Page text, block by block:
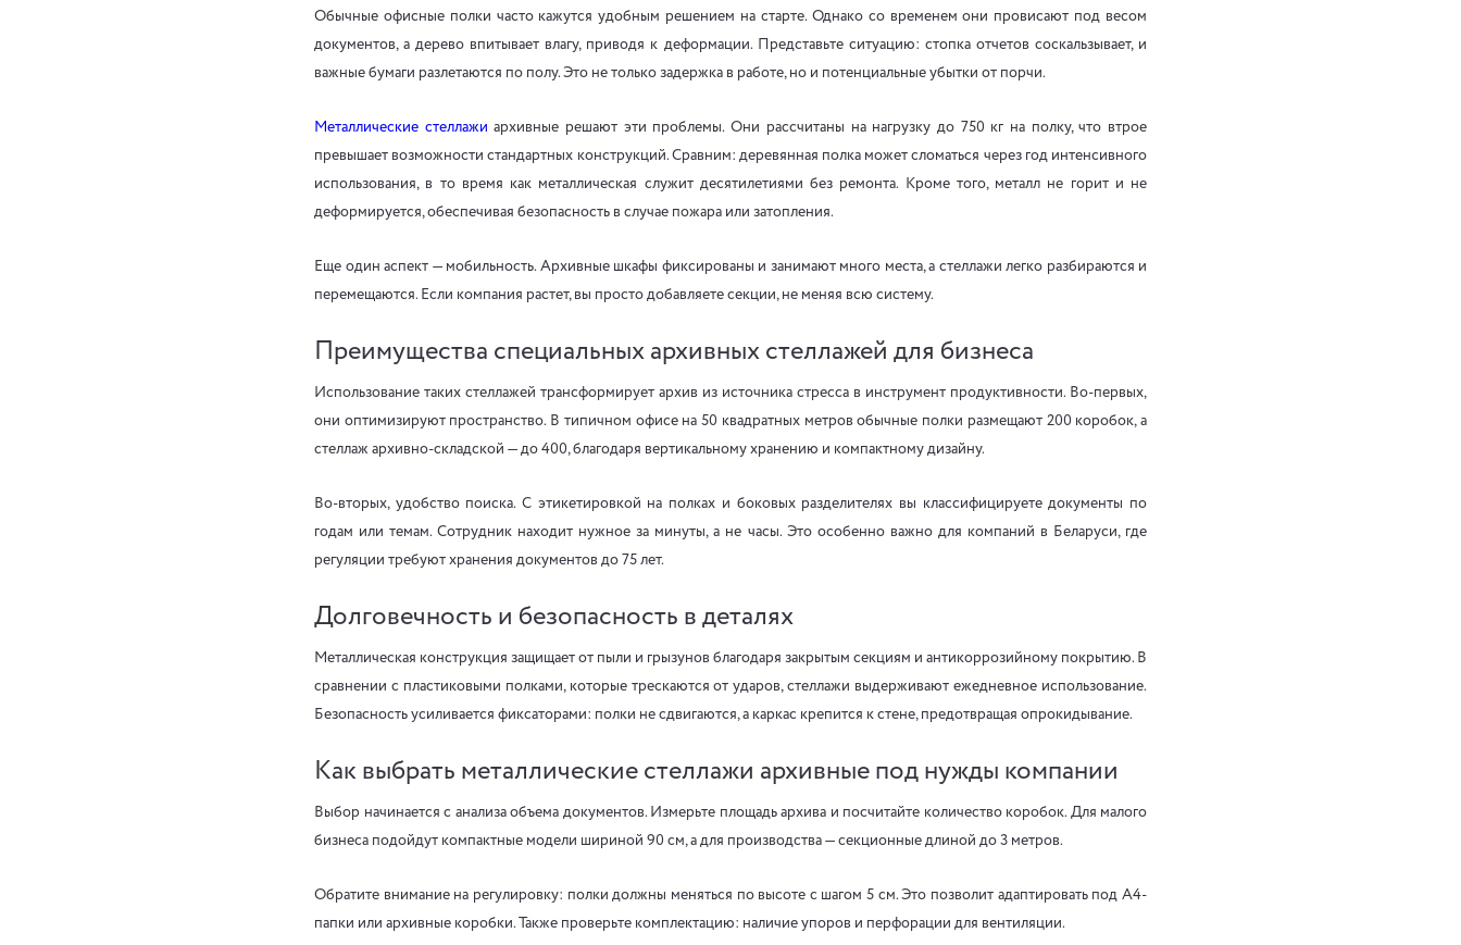
Обычные офисные полки часто кажутся удобным решением на старте. Однако со временем они провисают под весом
документов, а дерево впитывает влагу, приводя к деформации. Представьте ситуацию: стопка отчетов соскальзывает, и
важные бумаги разлетаются по полу. Это не только задержка в работе, но и потенциальные убытки от порчи.
Металлические стеллажи архивные решают эти проблемы. Они рассчитаны на нагрузку до 750 кг на полку, что втрое
превышает возможности стандартных конструкций. Сравним: деревянная полка может сломаться через год интенсивного
использования, в то время как металлическая служит десятилетиями без ремонта. Кроме того, металл не горит и не
деформируется, обеспечивая безопасность в случае пожара или затопления.
Еще один аспект — мобильность. Архивные шкафы фиксированы и занимают много места, а стеллажи легко разбираются и
перемещаются. Если компания растет, вы просто добавляете секции, не меняя всю систему.
Преимущества специальных архивных стеллажей для бизнеса
Использование таких стеллажей трансформирует архив из источника стресса в инструмент продуктивности. Во-первых,
они оптимизируют пространство. В типичном офисе на 50 квадратных метров обычные полки размещают 200 коробок, а
стеллаж архивно-складской — до 400, благодаря вертикальному хранению и компактному дизайну.
Во-вторых, удобство поиска. С этикетировкой на полках и боковых разделителях вы классифицируете документы по
годам или темам. Сотрудник находит нужное за минуты, а не часы. Это особенно важно для компаний в Беларуси, где
регуляции требуют хранения документов до 75 лет.
Долговечность и безопасность в деталях
Металлическая конструкция защищает от пыли и грызунов благодаря закрытым секциям и антикоррозийному покрытию. В
сравнении с пластиковыми полками, которые трескаются от ударов, стеллажи выдерживают ежедневное использование.
Безопасность усиливается фиксаторами: полки не сдвигаются, а каркас крепится к стене, предотвращая опрокидывание.
Как выбрать металлические стеллажи архивные под нужды компании
Выбор начинается с анализа объема документов. Измерьте площадь архива и посчитайте количество коробок. Для малого
бизнеса подойдут компактные модели шириной 90 см, а для производства — секционные длиной до 3 метров.
Обратите внимание на регулировку: полки должны меняться по высоте с шагом 5 см. Это позволит адаптировать под A4-
папки или архивные коробки. Также проверьте комплектацию: наличие упоров и перфорации для вентиляции.